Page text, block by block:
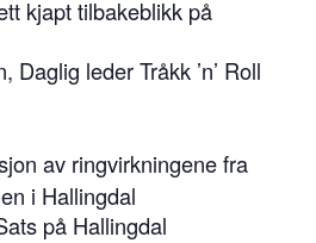
kjapt tilbakeblikk på
Daglig leder Tråkk ’n’ Roll
av ringvirkningene fra
i Hallingdal
på Hallingdal